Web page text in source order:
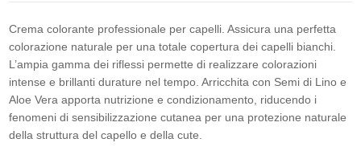
Crema colorante professionale per capelli. Assicura una perfetta
colorazione naturale per una totale copertura dei capelli bianchi.
L’ampia gamma dei riflessi permette di realizzare colorazioni
intense e brillanti durature nel tempo. Arricchita con Semi di Lino e
Aloe Vera apporta nutrizione e condizionamento, riducendo i
fenomeni di sensibilizzazione cutanea per una protezione naturale
della struttura del capello e della cute.